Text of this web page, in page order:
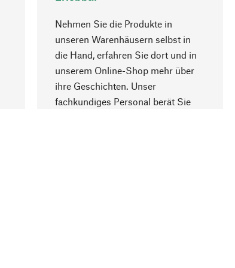
Nehmen Sie die Produkte in
unseren Warenhäusern selbst in
die Hand, erfahren Sie dort und in
unserem Online-Shop mehr über
ihre Geschichten. Unser
fachkundiges Personal berät Sie